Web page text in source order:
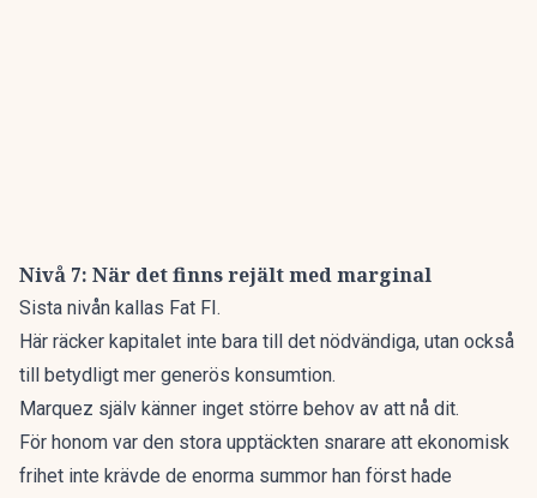
Nivå 7: När det finns rejält med marginal
Sista nivån kallas Fat FI.
Här räcker kapitalet inte bara till det nödvändiga, utan också
till betydligt mer generös konsumtion.
Marquez själv känner inget större behov av att nå dit.
För honom var den stora upptäckten snarare att ekonomisk
frihet inte krävde de enorma summor han först hade